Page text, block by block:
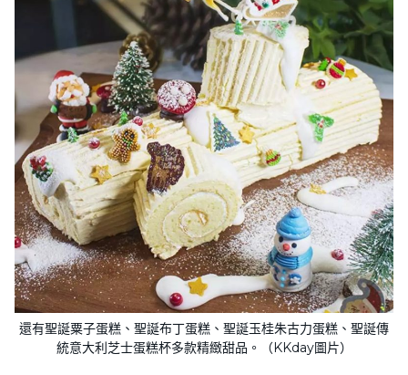
還有聖誕粟子蛋糕、聖誕布丁蛋糕、聖誕玉桂朱古力蛋糕、聖誕傳
統意大利芝士蛋糕杯多款精緻甜品。（KKday圖片）